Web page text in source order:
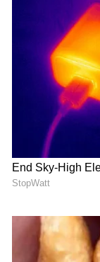
Union Budget
తిరుపతి
తిరుపతి మున్సిపల్
హోరాహోరీ పోటీలో
వచ్చాయి. డిప్యూటీ
మంగ‌ళ‌వారానికి వాయిదా
శ్రీనివాసులుతో సహా
మంది సభ్యులు